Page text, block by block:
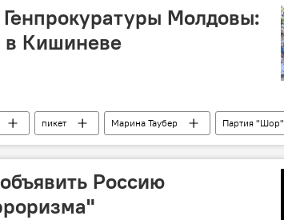
Молдовы:
в Кишиневе
пикет Марина Таубер
Партия "Шор"
Молдова
Россию